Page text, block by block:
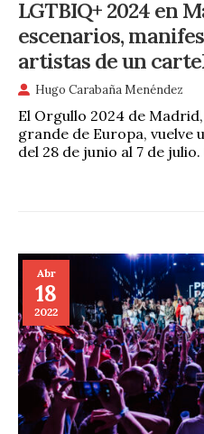
LGTBIQ+ 2024 en
escenarios,
artistas de un
Hugo Carabaña Menéndez
El Orgullo 2024 de
grande de Europa, vuelve
del 28 de junio al 7 de
Abr
18
2022